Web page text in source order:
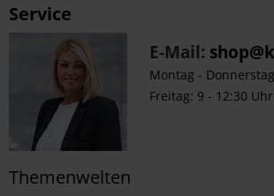
Service
E-Mail:
Montag -
Freitag: 9 - 12:30 Uhr
Themenwelten